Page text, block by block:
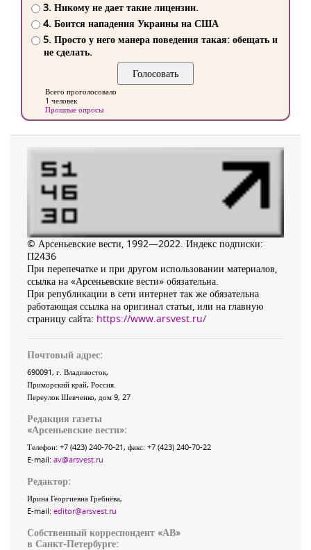
3. Никому не дает такие лицензии.
4. Боится нападения Украины на США
5. Просто у него манера поведения такая: обещать и
не сделать.
Всего проголосовало
1 человек
Прошлые опросы
© Арсеньевские вести, 1992—2022. Индекс подписки:
П2436
При перепечатке и при другом использовании материалов,
ссылка на «Арсеньевские вести» обязательна.
При републикации в сети интернет так же обязательна
работающая ссылка на оригинал статьи, или на главную
страницу сайта: https://www.arsvest.ru/
Почтовый адрес:
690091, г. Владивосток,
Приморский край, Россия.
Переулок Шевченко, дом 9, 27
Редакция газеты
«Арсеньевские вести»:
Телефон: +7 (423) 240-70-21, факс: +7 (423) 240-70-22
E-mail: av@arsvest.ru
Редактор:
Ирина Георгиевна Гребнёва,
E-mail: editor@arsvest.ru
Собственный корреспондент «АВ»
в Санкт-Петербурге: